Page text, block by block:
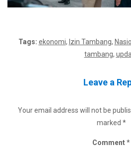
Tags: ekonomi, Izin Tambang,
tambang,
Leave a
Your email address will not be
marked *
Comment*